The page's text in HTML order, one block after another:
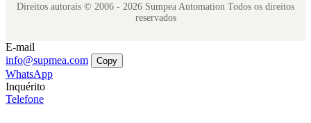
Direitos autorais © 2006 - 2026 Sumpea Automation Todos os direitos
reservados
E-mail
info@supmea.com
Copy
WhatsApp
Inquérito
Telefone